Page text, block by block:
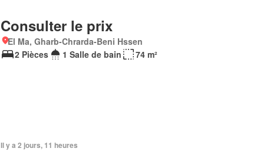
Consulter le prix
El Ma, Gharb-Chrarda-Beni Hssen
2 Pièces
1 Salle de bain 74 m²
Il y a 2 jours, 11 heures